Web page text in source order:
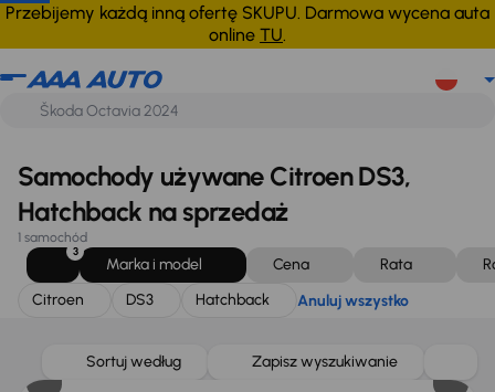
Przebijemy każdą inną ofertę SKUPU. Darmowa wycena auta
online TU.
Citroen DS3 Hatchback Anuluj wszystko
Samochody używane Citroen DS3,
Hatchback na sprzedaż
1 samochód
3
Marka i model Cena Rata
Citroen
DS3 Hatchback Anuluj wszystko
Sortuj według Zapisz wyszukiwanie